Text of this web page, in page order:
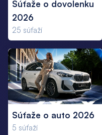
Súťaže o dovolenku
2026
25 súťaží
Súťaže o auto 2026
5 súťaží